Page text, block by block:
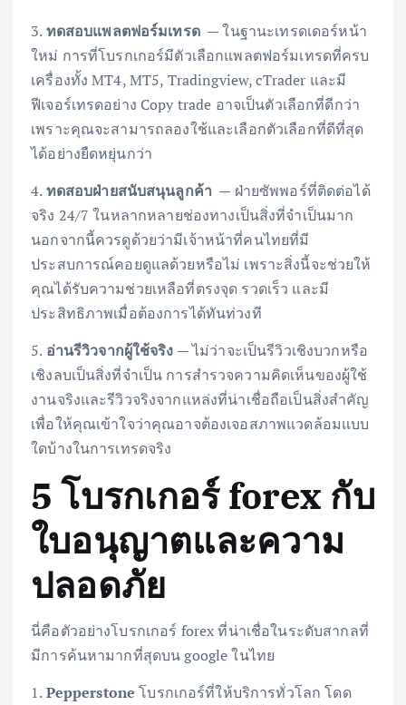
3.ทดสอบแพลตฟอร์มเทรด— ในฐานะเทรดเดอร์หน้า
ใหม่ การที่โบรกเกอร์มีตัวเลือกแพลตฟอร์มเทรดที่ครบ
เครื่องทั้ง MT4, MT5, Tradingview, cTrader และมี
ฟีเจอร์เทรดอย่าง Copy trade อาจเป็นตัวเลือกที่ดีกว่า
เพราะคุณจะสามารถลองใช้และเลือกตัวเลือกที่ดีที่สุด
ได้อย่างยืดหยุ่นกว่า
4.ทดสอบฝ่ายสนับสนุนลูกค้า — ฝ่ายซัพพอร์ที่ติดต่อได้
จริง 24/7 ในหลากหลายช่องทางเป็นสิ่งที่จำเป็นมาก
นอกจากนี้ควรดูด้วยว่ามีเจ้าหน้าที่คนไทยที่มี
ประสบการณ์คอยดูแลด้วยหรือไม่ เพราะสิ่งนี้จะช่วยให้
คุณได้รับความช่วยเหลือที่ตรงจุด รวดเร็ว และมี
ประสิทธิภาพเมื่อต้องการได้ทันท่วงที
5. อ่านรีวิวจากผู้ใช้จริง — ไม่ว่าจะเป็นรีวิวเชิงบวกหรือ
เชิงลบเป็นสิ่งที่จำเป็น การสำรวจความคิดเห็นของผู้ใช้
งานจริงและรีวิวจริงจากแหล่งที่น่าเชื่อถือเป็นสิ่งสำคัญ
เพื่อให้คุณเข้าใจว่าคุณอาจต้องเจอสภาพแวดล้อมแบบ
ใดบ้างในการเทรดจริง
5 โบรกเกอร์ forex กับ
ใบอนุญาตและความ
ปลอดภัย
นี่คือตัวอย่างโบรกเกอร์ forex ที่น่าเชื่อในระดับสากลที่
มีการค้นหามากที่สุดบน google ในไทย
1.Pepperstoneโบรกเกอร์ที่ให้บริการทั่วโลก โดด